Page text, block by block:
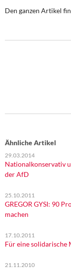
Memo-Gruppe
Institut
Über mich
Kontakt
Den ganzen Artikel
Ähnliche Artikel
29.03.2014
Nationalkonservativ
der AfD
25.10.2011
GREGOR GYSI: 90
machen
17.10.2011
Für eine solidarische
21.11.2010